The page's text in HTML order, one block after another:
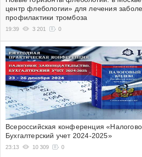
центр флебологии» для лечения
профилактики тромбоза
19:39 3 201 0
Всероссийская конференция
Бухгалтерский учет 2024-2025»
23:13 10 309 0